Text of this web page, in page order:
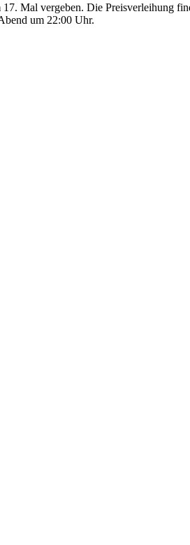
Mal vergeben. Die Preisverleihung
um 22:00 Uhr.